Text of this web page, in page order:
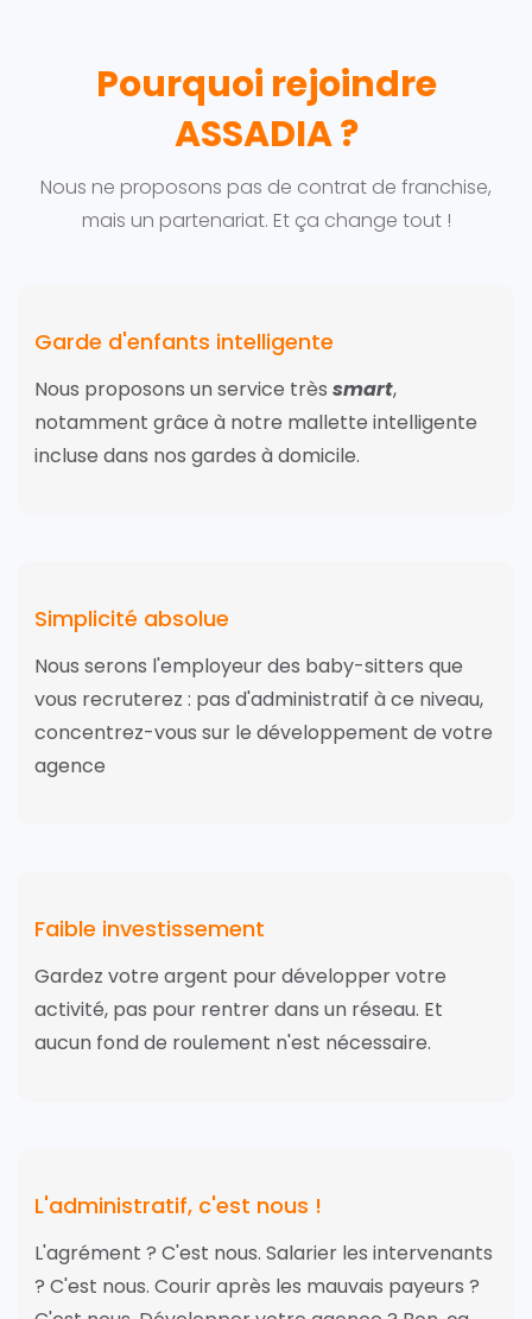
Pourquoi rejoindre
ASSADIA ?
Nous ne proposons pas de contrat de franchise,
mais un partenariat. Et ça change tout !
Garde d'enfants intelligente
Nous proposons un service très smart,
notamment grâce à notre mallette intelligente
incluse dans nos gardes à domicile.
Simplicité absolue
Nous serons l'employeur des baby-sitters que
vous recruterez : pas d'administratif à ce niveau,
concentrez-vous sur le développement de votre
agence
Faible investissement
Gardez votre argent pour développer votre
activité, pas pour rentrer dans un réseau. Et
aucun fond de roulement n'est nécessaire.
L'administratif, c'est nous !
L'agrément ? C'est nous. Salarier les intervenants
? C'est nous. Courir après les mauvais payeurs ?